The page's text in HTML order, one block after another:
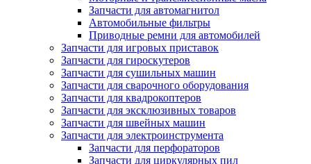
Запчасти для автомагнитол
Автомобильные фильтры
Приводные ремни для автомобилей
Запчасти для игровых приставок
Запчасти для гироскутеров
Запчасти для сушильных машин
Запчасти для сварочного оборудования
Запчасти для квадрокоптеров
Запчасти для эксклюзивных товаров
Запчасти для швейных машин
Запчасти для электроинструмента
Запчасти для перфораторов
Запчасти для циркулярных пил